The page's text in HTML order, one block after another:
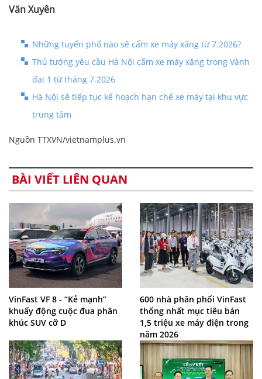
Văn Xuyên
Những tuyến phố nào sẽ cấm xe máy xăng từ 7.2026?
Thủ tướng yêu cầu Hà Nội cấm xe máy xăng trong Vành
đai 1 từ tháng 7.2026
Hà Nội sẽ tiếp tục kế hoạch hạn chế xe máy tại khu vực
trung tâm
Nguồn TTXVN/vietnamplus.vn
BÀI VIẾT LIÊN QUAN
VinFast VF 8 - “Kẻ mạnh”
khuấy động cuộc đua phân
khúc SUV cỡ D
600 nhà phân phối VinFast
thống nhất mục tiêu bán
1,5 triệu xe máy điện trong
năm 2026